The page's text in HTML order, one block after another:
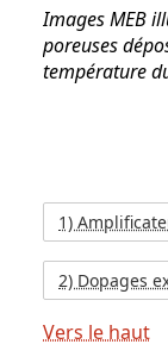
Images MEB
poreuses
température
1)
2) Dopages
Vers le haut